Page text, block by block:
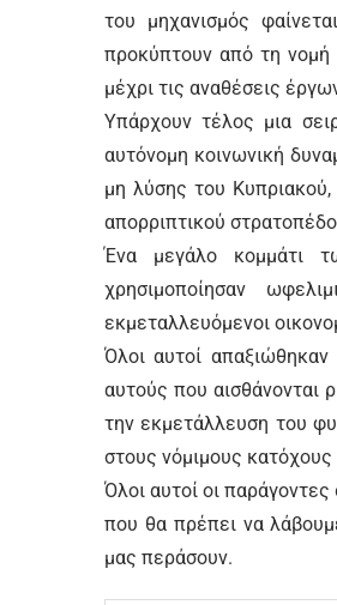
του μηχανισμός
προκύπτουν από τη νομή
μέχρι τις αναθέσεις
Υπάρχουν τέλος μια
αυτόνομη κοινωνική
μη λύσης του
απορριπτικού
Ένα μεγάλο κομμάτι
χρησιμοποίησαν
εκμεταλλευόμενοι
Όλοι αυτοί
αυτούς που αισθάνονται
την εκμετάλλευση του
στους νόμιμους
Όλοι αυτοί οι
που θα πρέπει να
μας περάσουν.